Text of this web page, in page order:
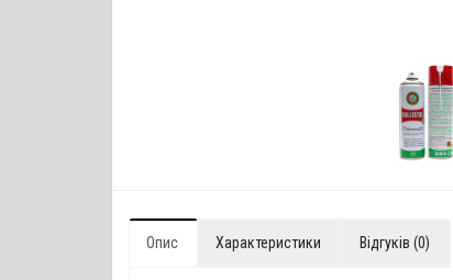
Опис Характеристики Відгуків (0)